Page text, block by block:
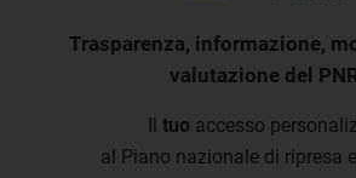
Trasparenza, informazione,
valutazione del
Il tuo accesso
al Piano nazionale di ripresa